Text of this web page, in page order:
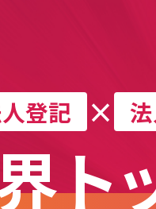
⼈登記 ×
ト